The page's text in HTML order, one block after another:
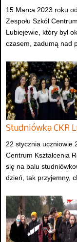
15 Marca 2023 roku
Zespołu Szkół
Lubiejewie, który był
czasem, zadumą nad
Studniówka CKR
22 stycznia uczniowie
Centrum Kształcenia
się na balu
dzień, tak przyjemny,